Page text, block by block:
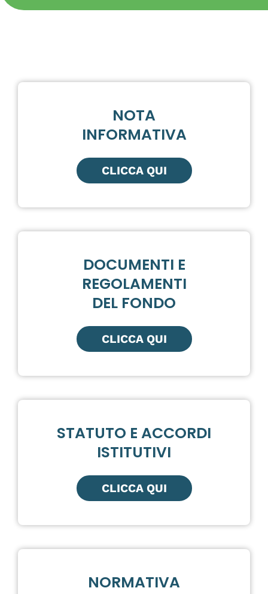
NOTA
INFORMATIVA
CLICCA QUI
DOCUMENTI E
REGOLAMENTI
DEL FONDO
CLICCA QUI
STATUTO E ACCORDI
ISTITUTIVI
CLICCA QUI
NORMATIVA